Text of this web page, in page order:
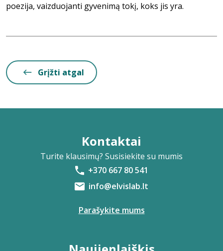
poezija, vaizduojanti gyvenimą tokį, koks jis yra.
Grįžti atgal
Kontaktai
Turite klausimų? Susisiekite su mumis
+370 667 80 541
info@elvislab.lt
Parašykite mums